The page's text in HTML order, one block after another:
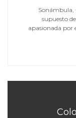
Sonámbula,
supuesto
apasionada por